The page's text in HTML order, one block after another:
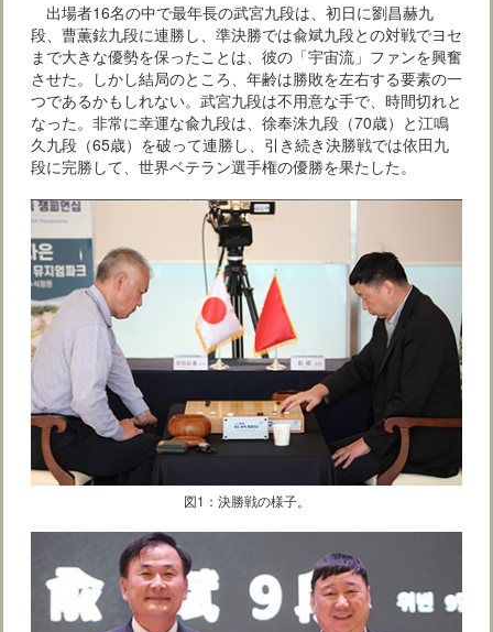
出場者16名の中で最年長の武宮九段は、初日に劉昌赫九
段、曹薫鉉九段に連勝し、準決勝では兪斌九段との対戦でヨセ
まで大きな優勢を保ったことは、彼の「宇宙流」ファンを興奮
させた。しかし結局のところ、年齢は勝敗を左右する要素の一
つであるかもしれない。武宮九段は不用意な手で、時間切れと
なった。非常に幸運な兪九段は、徐奉洙九段（70歳）と江鳴
久九段（65歳）を破って連勝し、引き続き決勝戦では依田九
段に完勝して、世界ベテラン選手権の優勝を果たした。
図1：決勝戦の様子。